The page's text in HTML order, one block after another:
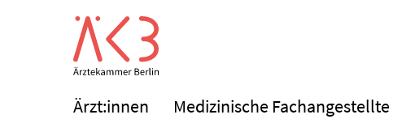
Ärzt:innen Medizinische Fachangestellte